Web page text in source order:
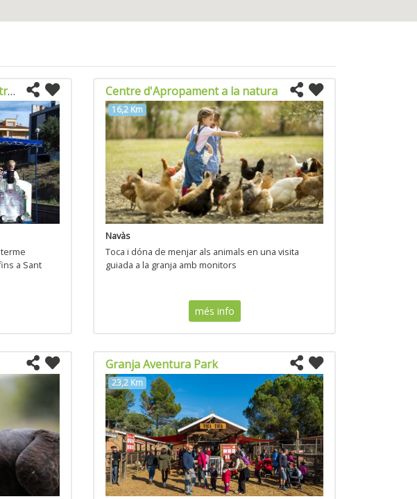
Ecorail, pedalant per la via del tren
a Sant
Centre d'Apropament a la natura
16,2 Km
Navàs
Toca i dóna de menjar als animals en una visita
guiada a la granja amb monitors
més info
Granja Aventura Park
23,2 Km